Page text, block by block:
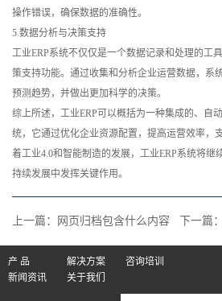
操作错误，确保数据的准确性。
5.数据分析与决策支持
工业ERP系统不仅仅是一个数据记录和处理的工
策支持功能。通过收集和分析企业运营数据，系
预测趋势，并做出更加科学的决策。
综上所述，工业ERP可以概括为一种集成的、自
统，它通过优化企业资源配置，提高运营效率，
着工业4.0和智能制造的发展，工业ERP系统将继
持续发展中发挥关键作用。
上一篇： 网页归档包含什么内容 下一篇：
产 品 解决方案
咨询培训
新闻资讯
关于我们